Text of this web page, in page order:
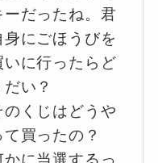
ーだったね。君
身にごほうびを
いに行ったらど
だい？
のくじはどうや
て買ったの？